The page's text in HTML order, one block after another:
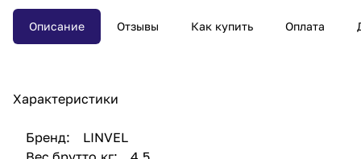
Описание Отзывы Как купить Оплата
Характеристики
Бренд: LINVEL